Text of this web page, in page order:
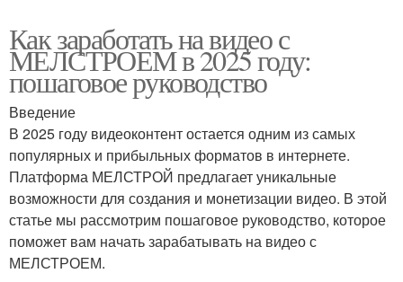
Как заработать на видео с
МЕЛСТРОЕМ в 2025 году:
пошаговое руководство
Введение
В 2025 году видеоконтент остается одним из самых
популярных и прибыльных форматов в интернете.
Платформа МЕЛСТРОЙ предлагает уникальные
возможности для создания и монетизации видео. В этой
статье мы рассмотрим пошаговое руководство, которое
поможет вам начать зарабатывать на видео с
МЕЛСТРОЕМ.